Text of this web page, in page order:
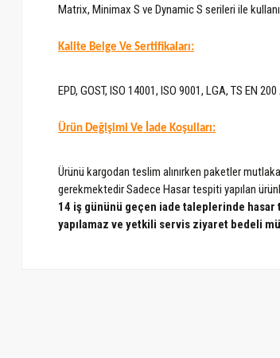
Matrix, Minimax S ve Dynamic S serileri ile
Kalite Belge Ve Sertifikaları:
EPD, GOST, ISO 14001, ISO 9001, LGA, TS EN
Ürün Değişimi Ve İade Koşulları:
Ürünü kargodan teslim alınırken paketler
gerekmektedir Sadece Hasar tespiti yapılan
14 iş gününü geçen iade taleplerinde hasar
yapılamaz ve yetkili servis ziyaret bedeli